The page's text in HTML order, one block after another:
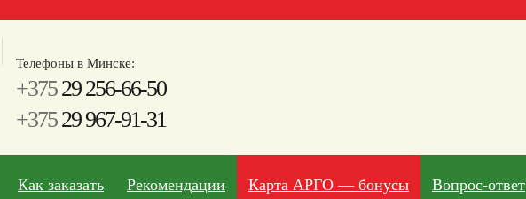
Телефоны в Минске:
+37529 256-66-50
+37529 967-91-31
Как заказать Рекомендации Карта АРГО — бонусы Вопрос-ответ